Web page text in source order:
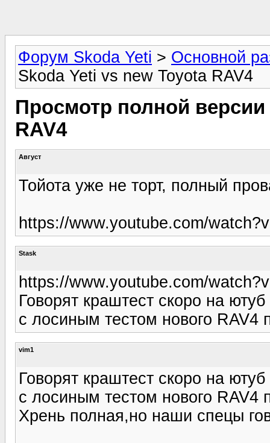
Форум Skoda Yeti > Основной
Skoda Yeti vs new Toyota RAV4
Просмотр полной
RAV4
Авгyст
Тойота уже не торт, полный
https://www.youtube.com/
Stask
https://www.youtube.com/
Говорят краштест скоро на
с лосиным тестом нового RAV4
vim1
Говорят краштест скоро на
с лосиным тестом нового RAV4
Хрень полная,но наши спецы